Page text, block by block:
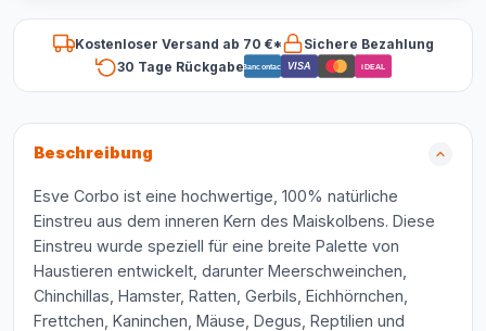
Kostenloser Versand ab 70 €*
Sichere Bezahlung
30 Tage RückgabeBancontact VISA iDEAL
Beschreibung
Esve Corbo ist eine hochwertige, 100% natürliche
Einstreu aus dem inneren Kern des Maiskolbens. Diese
Einstreu wurde speziell für eine breite Palette von
Haustieren entwickelt, darunter Meerschweinchen,
Chinchillas, Hamster, Ratten, Gerbils, Eichhörnchen,
Frettchen, Kaninchen, Mäuse, Degus, Reptilien und